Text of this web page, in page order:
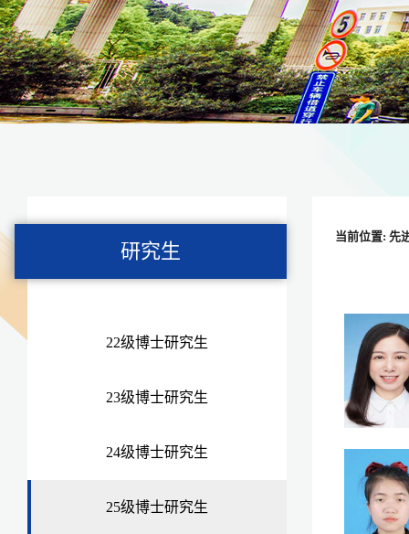
研究生
22级博士研究生
23级博士研究生
24级博士研究生
25级博士研究生
当前位置: 先